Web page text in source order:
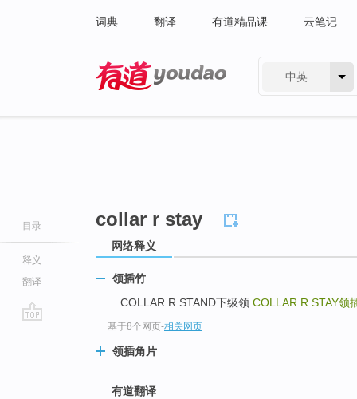
词典 翻译 有道精品课 云笔记
中英
目录
释义
翻译
collar r stay
网络释义
领插竹
... COLLAR R STAND下级领 COLLAR R STAY领
基于8个网页-相关网页
领插角片
有道翻译